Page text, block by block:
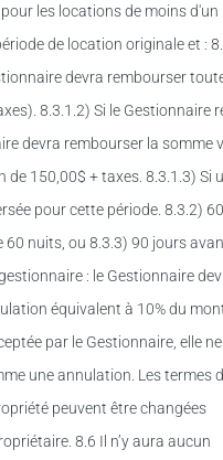
les locations de moins d'un
de location originale et :
devra rembourser
8.3.1.2) Si le Gestionnaire
devra rembourser la somme
150,00$ + taxes. 8.3.1.3) Si
pour cette période. 8.3.2)
nuits, ou 8.3.3) 90 jours
: le Gestionnaire
équivalent à 10% du
par le Gestionnaire, elle
une annulation. Les termes
peuvent être changées
8.6 Il n’y aura aucun